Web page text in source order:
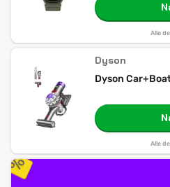
Alle
Dyson
Dyson
Alle